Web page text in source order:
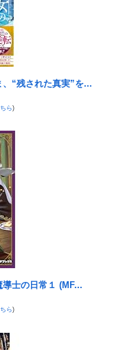
チムチボディのマン毛
んでるとかマジかよ…
でまさかの胸チラ
」←結局誰だと思う？
運転のプリウスに当て
る能力を得られるけど
ョン Nintendo
わい「ほーん」
“残された真実”を...
ら)
士の日常１ (MF...
ら)